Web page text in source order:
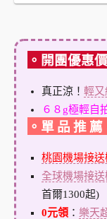
。開團優惠
真正涼！ 輕又
６８g極輕自
。單 品 推 薦
桃園機場接送
全球機場接送
首爾1300起)
0元領： 樂天